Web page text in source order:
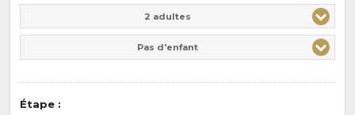
2 adultes
Pas d'enfant
Étape :